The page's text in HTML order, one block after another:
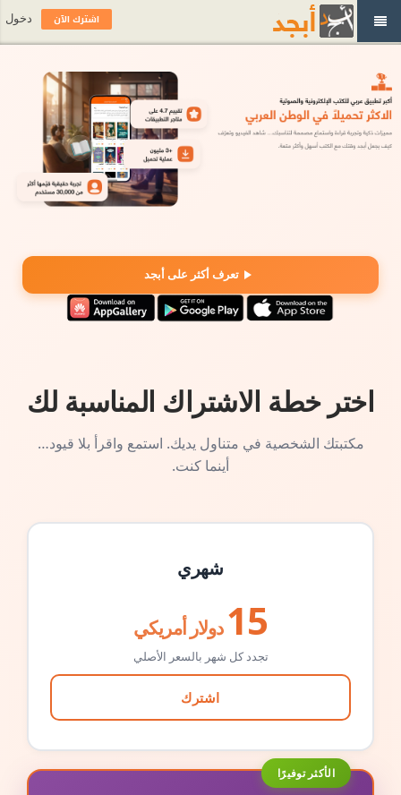
تعرف أكثر على أبجد
اختر خطة الاشتراك المناسبة لك
مكتبتك الشخصية في متناول يديك. استمع واقرأ بلا قيود…
أينما كنت.
شهري
15 دولار أمريكي
تجدد كل شهر بالسعر الأصلي
اشترك
الأكثر توفيرًا
اشترك الآن دخول